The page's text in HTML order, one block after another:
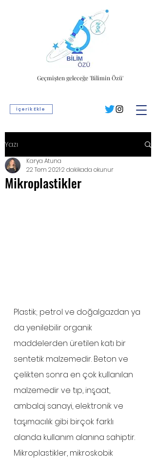
İçerik Ekle
Geçmişten geleceğe 'Bilimin Özü'
Yazı
Mikroplastikler
Karya Atuna
22 Tem 20212 dakikada okunur
Plastik; petrol ve doğalgazdan ya
da yenilebilir organik
maddelerden üretilen katı bir
sentetik malzemedir. Beton ve
çelikten sonra en çok kullanılan
malzemedir ve tıp, inşaat,
ambalaj sanayi, elektronik ve
taşımacılık gibi birçok farklı
alanda kullanım alanına sahiptir.
Mikroplastikler, mikroskobik